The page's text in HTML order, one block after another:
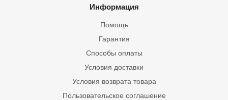
Информация
Помощь
Гарантия
Способы оплаты
Условия доставки
Условия возврата товара
Пользовательское соглашение